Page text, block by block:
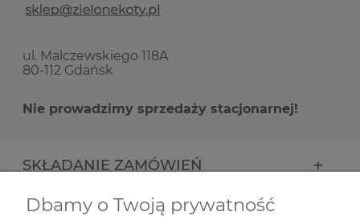
ul. Malczewskiego 118A
80-112 Gdańsk
Nie prowadzimy sprzedaży stacjonarnej!
SKŁADANIE ZAMÓWIEŃ
INFORMACJE
Dbamy o Twoją prywatność